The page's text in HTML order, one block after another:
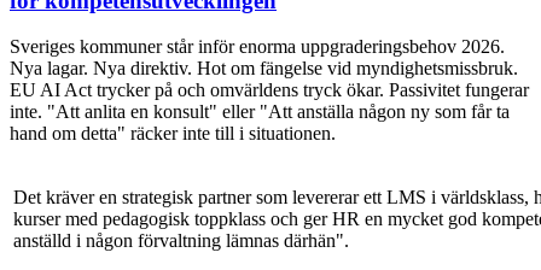
Sveriges kommuner står inför enorma uppgraderingsbehov 2026.
Nya lagar. Nya direktiv. Hot om fängelse vid myndighetsmissbruk.
EU AI Act trycker på och omvärldens tryck ökar. Passivitet fungerar
inte. "Att anlita en konsult" eller "Att anställa någon ny som får ta
hand om detta" räcker inte till i situationen.
Det kräver en strategisk partner som levererar ett LMS i världsklass,
kurser med pedagogisk toppklass och ger HR en mycket god
anställd i någon förvaltning lämnas därhän".